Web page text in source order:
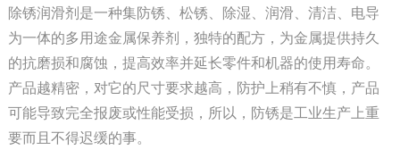
除锈润滑剂是一种集防锈、松锈、除湿、润滑、清洁、电导
为一体的多用途金属保养剂，独特的配方，为金属提供持久
的抗磨损和腐蚀，提高效率并延长零件和机器的使用寿命。
产品越精密，对它的尺寸要求越高，防护上稍有不慎，产品
可能导致完全报废或性能受损，所以，防锈是工业生产上重
要而且不得迟缓的事。